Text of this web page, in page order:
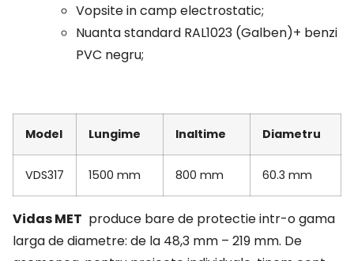
Vopsite in camp electrostatic;
Nuanta standard RAL1023 (Galben)+ benzi
PVC negru;
Model Lungime Inaltime Diametru
VDS317 1500 mm 800 mm 60.3 mm
Vidas MET produce bare de protectie intr-o gama
larga de diametre: de la 48,3 mm – 219 mm. De